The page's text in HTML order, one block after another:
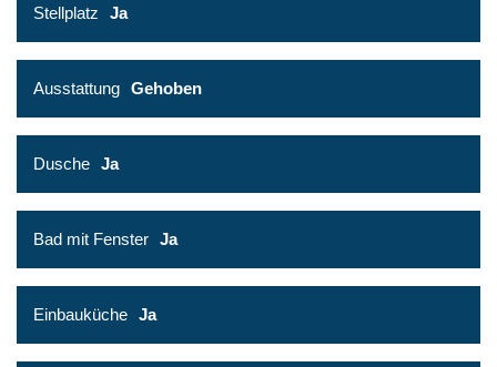
Stellplatz Ja
Ausstattung Gehoben
Dusche Ja
Bad mit Fenster Ja
Einbauküche Ja